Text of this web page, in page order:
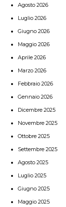
Agosto 2026
Luglio 2026
Giugno 2026
Maggio 2026
Aprile 2026
Marzo 2026
Febbraio 2026
Gennaio 2026
Dicembre 2025
Novembre 2025
Ottobre 2025
Settembre 2025
Agosto 2025
Luglio 2025
Giugno 2025
Maggio 2025